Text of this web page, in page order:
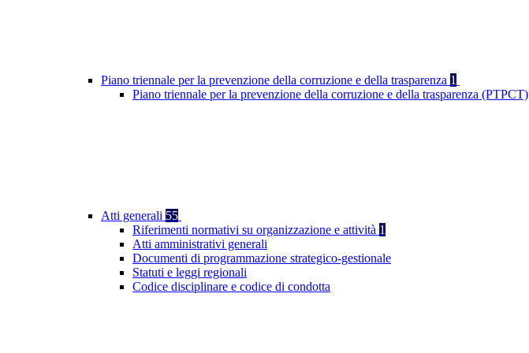
Piano triennale per la prevenzione della corruzione e della trasparenza 1
Piano triennale per la prevenzione della corruzione e della trasparenza (PTPCT)
Atti generali 55
Riferimenti normativi su organizzazione e attività 1
Atti amministrativi generali
Documenti di programmazione strategico-gestionale
Statuti e leggi regionali
Codice disciplinare e codice di condotta